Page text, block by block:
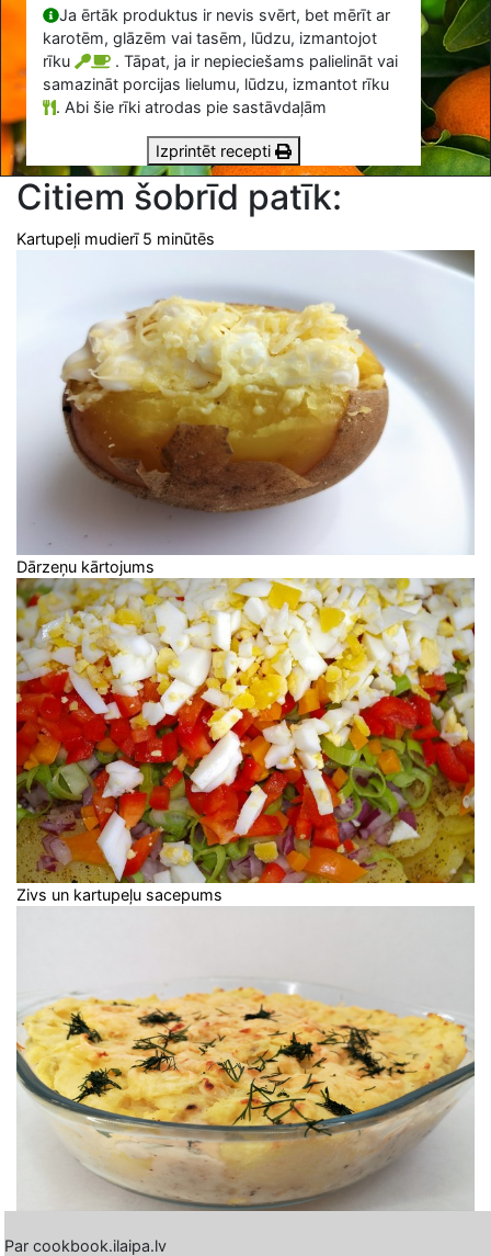
Ja ērtāk produktus ir nevis svērt, bet mērīt ar
karotēm, glāzēm vai tasēm, lūdzu, izmantojot
rīku
. Tāpat, ja ir nepieciešams palielināt vai
samazināt porcijas lielumu, lūdzu, izmantot rīku
. Abi šie rīki atrodas pie sastāvdaļām
Izprintēt recepti
Citiem šobrīd patīk:
Kartupeļi mudierī 5 minūtēs
Dārzeņu kārtojums
Zivs un kartupeļu sacepums
Par cookbook.ilaipa.lv